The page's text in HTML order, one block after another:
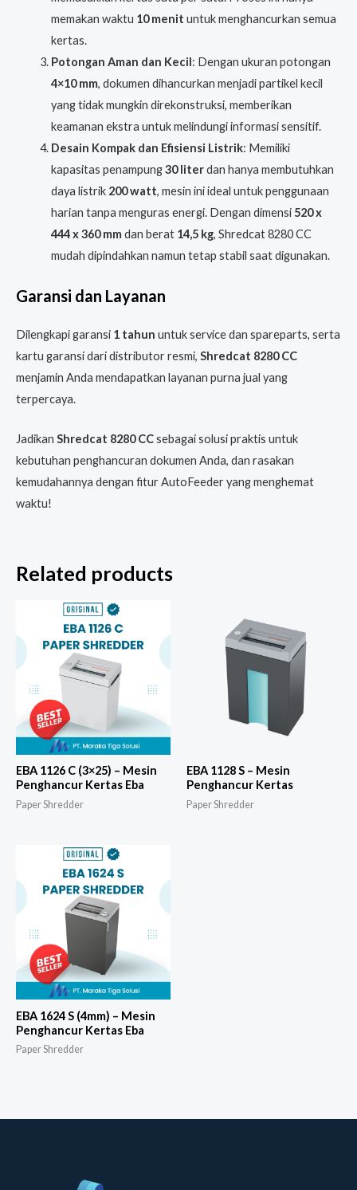
memakan waktu 10 menit untuk menghancurkan semua
kertas.
Potongan Aman dan Kecil: Dengan ukuran potongan
4×10 mm, dokumen dihancurkan menjadi partikel kecil
yang tidak mungkin direkonstruksi, memberikan
keamanan ekstra untuk melindungi informasi sensitif.
Desain Kompak dan Efisiensi Listrik: Memiliki
kapasitas penampung30 literdan hanya membutuhkan
daya listrik 200 watt, mesin ini ideal untuk penggunaan
harian tanpa menguras energi. Dengan dimensi 520 x
444 x 360 mmdan berat 14,5 kg, Shredcat 8280 CC
mudah dipindahkan namun tetap stabil saat digunakan.
Garansi dan Layanan
Dilengkapi garansi 1 tahun untuk service dan spareparts, serta
kartu garansi dari distributor resmi, Shredcat 8280 CC
menjamin Anda mendapatkan layanan purna jual yang
terpercaya.
Jadikan Shredcat 8280 CCsebagai solusi praktis untuk
kebutuhan penghancuran dokumen Anda, dan rasakan
kemudahannya dengan fitur AutoFeeder yang menghemat
waktu!
Related products
EBA 1126 C (3×25) – Mesin
Penghancur Kertas Eba
Paper Shredder
EBA 1128 S – Mesin
Penghancur Kertas
Paper Shredder
EBA 1624 S (4mm) – Mesin
Penghancur Kertas Eba
Paper Shredder